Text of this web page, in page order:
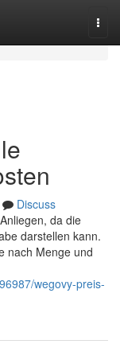
Discuss
da die
darstellen kann.
nach Menge und
wegovy-preis-